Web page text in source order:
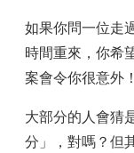
如果你問一位走
時間重來，你希
案會令你很意外！
大部分的人會猜
分」，對嗎？但